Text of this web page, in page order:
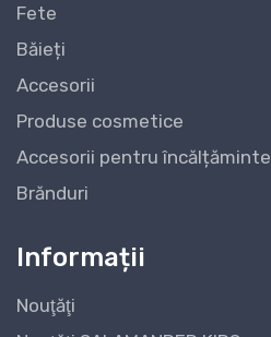
Fete
Băieți
Accesorii
Produse cosmetice
Accesorii pentru încălțăminte
Brănduri
Informații
Nouţăţi